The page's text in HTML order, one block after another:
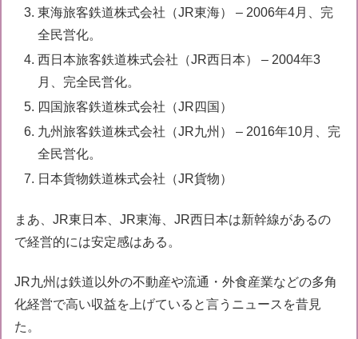
東海旅客鉄道株式会社（JR東海） – 2006年4月、完
全民営化。
西日本旅客鉄道株式会社（JR西日本） – 2004年3
月、完全民営化。
四国旅客鉄道株式会社（JR四国）
九州旅客鉄道株式会社（JR九州） – 2016年10月、完
全民営化。
日本貨物鉄道株式会社（JR貨物）
まあ、JR東日本、JR東海、JR西日本は新幹線があるの
で経営的には安定感はある。
JR九州は鉄道以外の不動産や流通・外食産業などの多角
化経営で高い収益を上げていると言うニュースを昔見
た。